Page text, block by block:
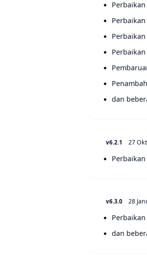
dan
v6.2.1 27
v6.3.0 28
dan